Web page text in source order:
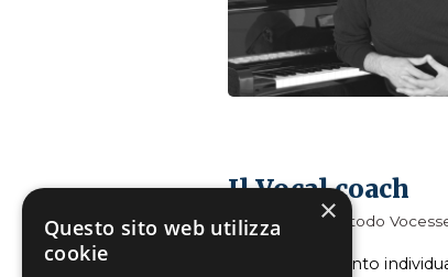
Il Vocal coach
Ideatore del Metodo
Corsi di canto
×
Questo sito web utilizza
cookie